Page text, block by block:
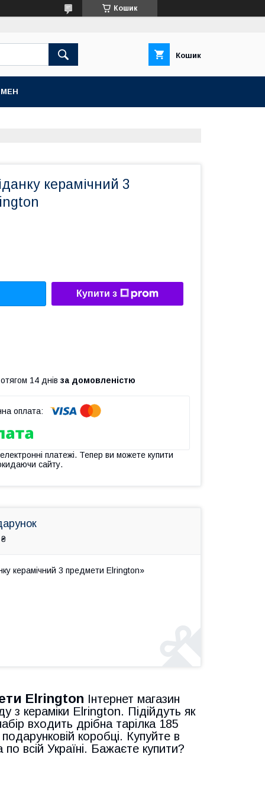
Кошик
Кошик
керамічний 3
Купити з
14 днів за домовленістю
платежі. Тепер ви можете купити
сайту.
керамічний 3 предмети Elrington»
Elrington Інтернет магазин
з кераміки Elrington. Підійдуть як
входить дрібна тарілка 185
коробці. Купуйте в
всій Україні. Бажаєте купити?